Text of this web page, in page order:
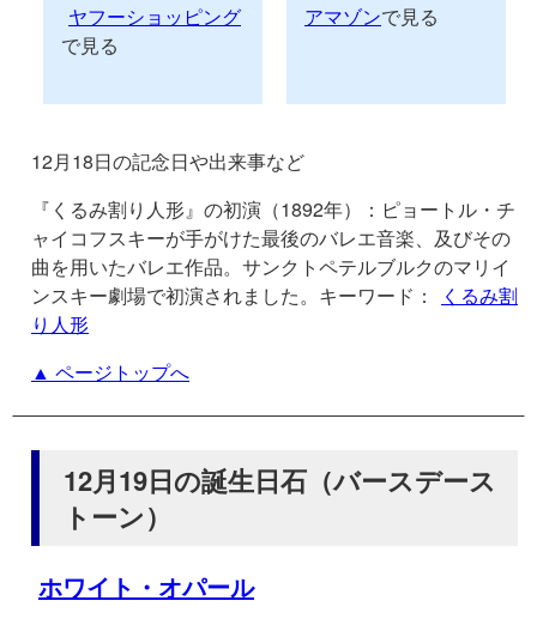
ヤフーショッピング
で見る
アマゾンで見る
12月18日の記念日や出来事など
『くるみ割り人形』の初演（1892年）：ピョートル・チ
ャイコフスキーが手がけた最後のバレエ音楽、及びその
曲を用いたバレエ作品。サンクトペテルブルクのマリイ
ンスキー劇場で初演されました。キーワード：
くるみ割
り人形
▲ ページトップへ
12月19日の誕生日石（バースデース
トーン）
ホワイト・オパール